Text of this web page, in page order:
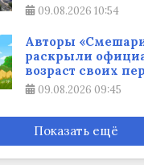
09.08.2026 10:54
Авторы
раскрыли
возраст своих
09.08.2026 09:45
Показать ещё